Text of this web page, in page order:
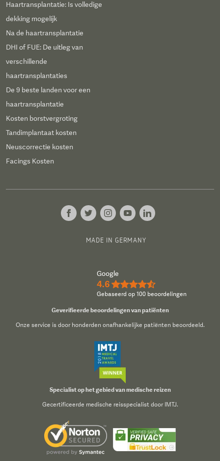
Haartransplantatie: Is volledige
dekking mogelijk
Na de haartransplantatie
DHI of FUE: De uitleg van
verschillende
haartransplantaties
De 9 beste landen voor een
haartransplantatie
Kosten borstvergroting
Tandimplantaat kosten
Neuscorrectie kosten
Facings Kosten
MADE IN GERMANY
Google
4.6 ★★★★½
Gebaseerd op 100 beoordelingen
Geverifieerde beoordelingen van patiënten
Onze service is door honderden onafhankelijke patiënten beoordeeld.
Specialist op het gebied van medische reizen
Gecertificeerde medische reisspecialist door IMTJ.